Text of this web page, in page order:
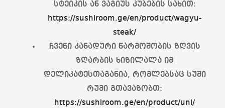
სტეიკის ან ვაგიუს კუბების სახით:
https://sushiroom.ge/en/product/wagyu-
steak/
ჩვენი კანადური წარმოშობის ზღვის
ზღარბის ხიზილალა იმ
დელიკატესთაგანია, რომლებსაც სუში
რუმი გთავაზობთ:
https://sushiroom.ge/en/product/uni/